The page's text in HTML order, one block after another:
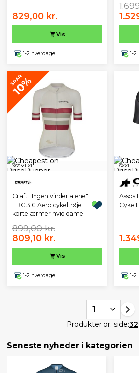
829,00 kr.
Vis
1-2 hverdage 1-2
SPAR
10%
XSSML XL
Craft "Ingen vinder alene"
EBC 3.0 Aero cykeltrøje
korte ærmer hvid dame
899,00 kr.
809,10 kr.
Vis
1-2 hverdage
SXXL
Assos
1-2
1
Produkter pr. side:32
Seneste nyheder i kategorien